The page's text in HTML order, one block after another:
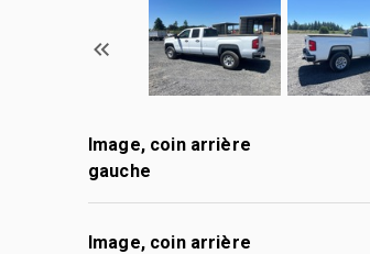
Image, coin arrière
gauche
Image, coin arrière